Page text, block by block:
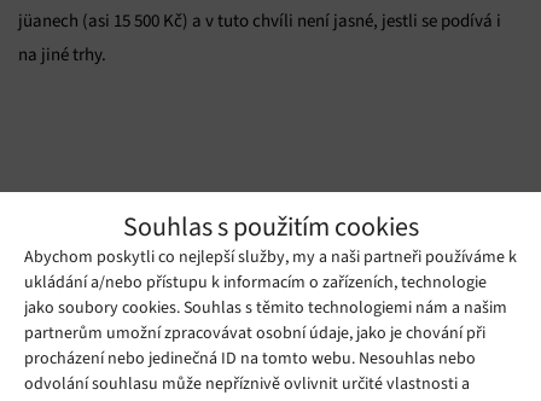
Souhlas s použitím cookies
Abychom poskytli co nejlepší služby, my a naši partneři používáme k
ukládání a/nebo přístupu k informacím o zařízeních, technologie
jako soubory cookies. Souhlas s těmito technologiemi nám a našim
partnerům umožní zpracovávat osobní údaje, jako je chování při
procházení nebo jedinečná ID na tomto webu. Nesouhlas nebo
odvolání souhlasu může nepříznivě ovlivnit určité vlastnosti a
jüanech (asi 15 500 Kč) a v tuto chvíli není jasné, jestli se podívá i
na jiné trhy.
Zdroj: phonearena.com, mysmartprice.com
Mohlo by se vám líbit